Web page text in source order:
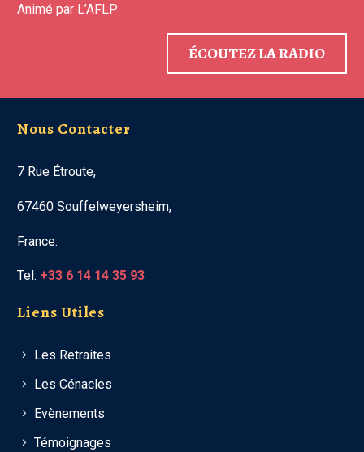
Animé par L’AFLP
ÉCOUTEZ LA RADIO
Nous Contacter
7 Rue Étroute,
67460 Souffelweyersheim,
France.
Tel: +33 6 14 14 35 93
Liens Utiles
Les Retraites
Les Cénacles
Evènements
Témoignages